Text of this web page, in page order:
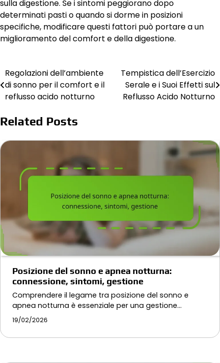
sulla digestione. Se i sintomi peggiorano dopo
determinati pasti o quando si dorme in posizioni
specifiche, modificare questi fattori può portare a un
miglioramento del comfort e della digestione.
Post
navigation
Regolazioni dell’ambiente
di sonno per il comfort e il
reflusso acido notturno
Tempistica dell’Esercizio
Serale e i Suoi Effetti sul
Reflusso Acido Notturno
Related Posts
Posizione del sonno e apnea notturna:
connessione, sintomi, gestione
Comprendere il legame tra posizione del sonno e
apnea notturna è essenziale per una gestione…
19/02/2026